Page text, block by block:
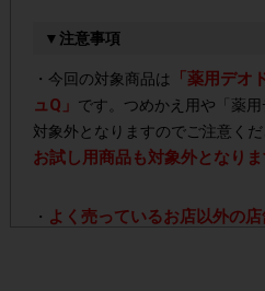
▼注意事項
・今回の対象商品は
「薬用デオ
ュQ」 です。つめかえ用や「薬
対象外となりますのでご注意くだ
お試し用商品も対象外となりま
・ よく売っているお店以外の